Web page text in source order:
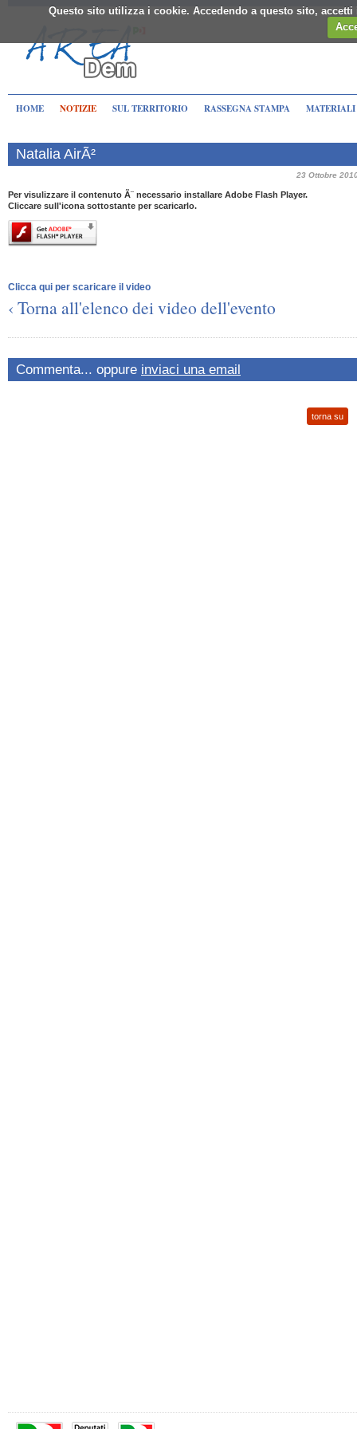
Questo sito utilizza i cookie. Accedendo a questo sito,
HOME NOTIZIE SUL TERRITORIO RASSEGNA STAMPA MATERIALI
Natalia AirÃ²
23 Ottobre
Per visulizzare il contenuto Ã¨ necessario installare Adobe Flash Player.
Cliccare sull'icona sottostante per scaricarlo.
Clicca qui per scaricare il video
‹ Torna all'elenco dei video dell'evento
Commenta... oppure inviaci una email
torna su